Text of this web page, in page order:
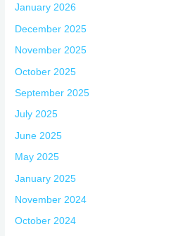
January 2026
December 2025
November 2025
October 2025
September 2025
July 2025
June 2025
May 2025
January 2025
November 2024
October 2024